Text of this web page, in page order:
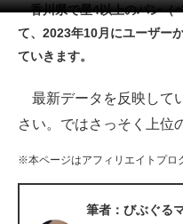
メディア
注目記事を集めた総合ページ
スマホと通信の最新トレンド
進化するPCとデバイスの未
香川県で星4以上のパン（
て、2023年10月にユーザー
ていきます。
最新データを反映して
さい。ではさっそく上位
※本ページはアフィリエイトプロ
筆者：びぶぐる